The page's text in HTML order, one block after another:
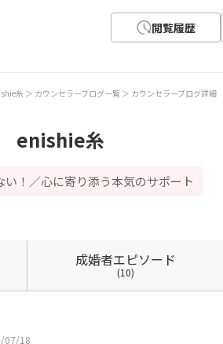
閲覧履歴
糸 カウンセラーブログ一覧 カウンセラーブログ詳細
enishie糸
！／心に寄り添う本気のサポート
成婚者エピソード
(10)
07/18